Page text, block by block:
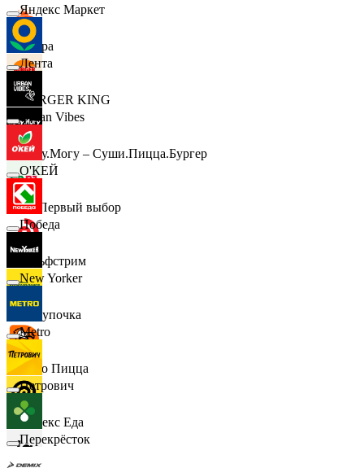
7 утра
BURGER KING
Хочу.Могу – Суши.Пицца.Бургер
B1 Первый выбор
Гольфстрим
Покупочка
Додо Пицца
Яндекс Еда
Яндекс Маркет
Лента
Urban Vibes
О'КЕЙ
Победа
New Yorker
Metro
Петрович
Перекрёсток